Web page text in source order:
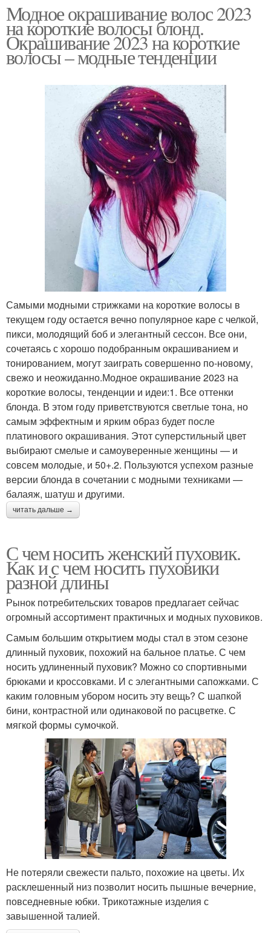
Модное окрашивание волос 2023
на короткие волосы блонд.
Окрашивание 2023 на короткие
волосы – модные тенденции
Самыми модными стрижками на короткие волосы в
текущем году остается вечно популярное каре с челкой,
пикси, молодящий боб и элегантный сессон. Все они,
сочетаясь с хорошо подобранным окрашиванием и
тонированием, могут заиграть совершенно по-новому,
свежо и неожиданно.Модное окрашивание 2023 на
короткие волосы, тенденции и идеи:1. Все оттенки
блонда. В этом году приветствуются светлые тона, но
самым эффектным и ярким образ будет после
платинового окрашивания. Этот суперстильный цвет
выбирают смелые и самоуверенные женщины — и
совсем молодые, и 50+.2. Пользуются успехом разные
версии блонда в сочетании с модными техниками —
балаяж, шатуш и другими.
читать дальше →
С чем носить женский пуховик.
Как и с чем носить пуховики
разной длины
Рынок потребительских товаров предлагает сейчас
огромный ассортимент практичных и модных пуховиков.
Самым большим открытием моды стал в этом сезоне
длинный пуховик, похожий на бальное платье. С чем
носить удлиненный пуховик? Можно со спортивными
брюками и кроссовками. И с элегантными сапожками. С
каким головным убором носить эту вещь? С шапкой
бини, контрастной или одинаковой по расцветке. С
мягкой формы сумочкой.
Не потеряли свежести пальто, похожие на цветы. Их
расклешенный низ позволит носить пышные вечерние,
повседневные юбки. Трикотажные изделия с
завышенной талией.